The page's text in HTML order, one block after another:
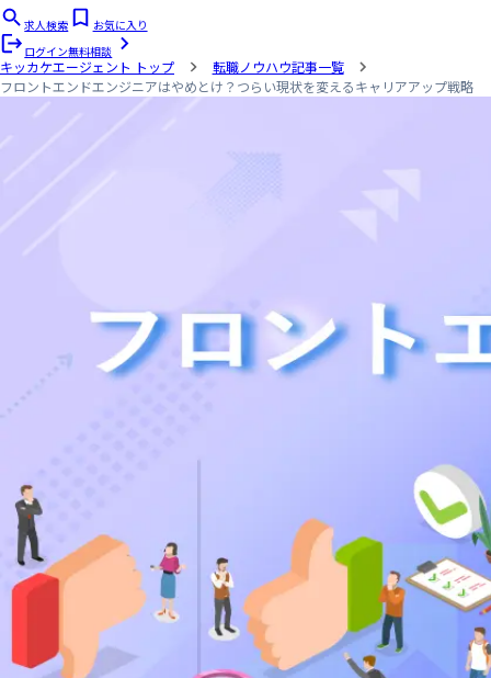
求人検索
お気に入り
ログイン無料相談
キッカケエージェント トップ
転職ノウハウ記事一覧
フロントエンドエンジニアはやめとけ？つらい現状を変えるキャリアアップ戦略